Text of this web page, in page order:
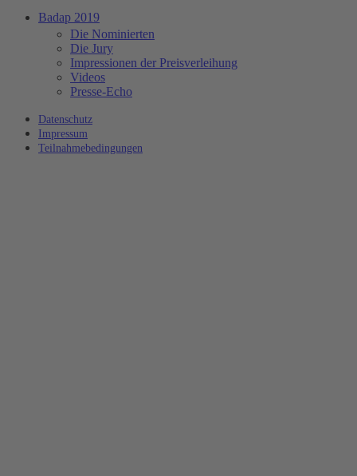
Badap 2019
Die Nominierten
Die Jury
Impressionen der Preisverleihung
Videos
Presse-Echo
Datenschutz
Impressum
Teilnahmebedingungen